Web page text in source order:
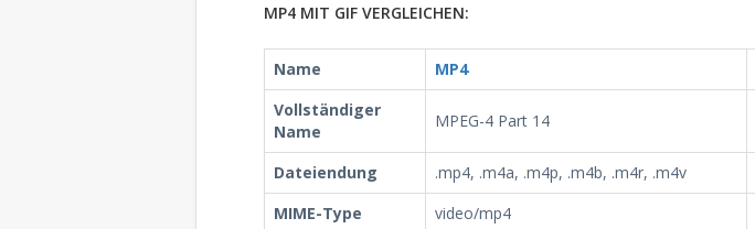
MP4 MIT GIF VERGLEICHEN:
Name MP4
Vollständiger
Name
MPEG-4 Part 14
Dateiendung
.mp4, .m4a, .m4p, .m4b, .m4r, .m4v
MIME-Type
video/mp4